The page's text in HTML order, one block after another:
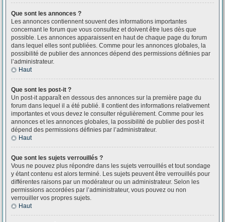
Que sont les annonces ?
Les annonces contiennent souvent des informations importantes
concernant le forum que vous consultez et doivent être lues dès que
possible. Les annonces apparaissent en haut de chaque page du forum
dans lequel elles sont publiées. Comme pour les annonces globales, la
possibilité de publier des annonces dépend des permissions définies par
l’administrateur.
Haut
Que sont les post-it ?
Un post-it apparaît en dessous des annonces sur la première page du
forum dans lequel il a été publié. Il contient des informations relativement
importantes et vous devez le consulter régulièrement. Comme pour les
annonces et les annonces globales, la possibilité de publier des post-it
dépend des permissions définies par l’administrateur.
Haut
Que sont les sujets verrouillés ?
Vous ne pouvez plus répondre dans les sujets verrouillés et tout sondage
y étant contenu est alors terminé. Les sujets peuvent être verrouillés pour
différentes raisons par un modérateur ou un administrateur. Selon les
permissions accordées par l’administrateur, vous pouvez ou non
verrouiller vos propres sujets.
Haut